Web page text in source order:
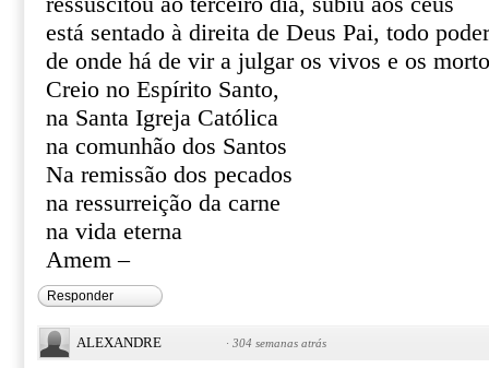
está sentado à direita de Deus Pai, todo
de onde há de vir a julgar os vivos e os
Creio no Espírito Santo,
na Santa Igreja Católica
na comunhão dos Santos
Na remissão dos pecados
na ressurreição da carne
na vida eterna
Amem –
Responder
ALEXANDRE · 304 semanas atrás